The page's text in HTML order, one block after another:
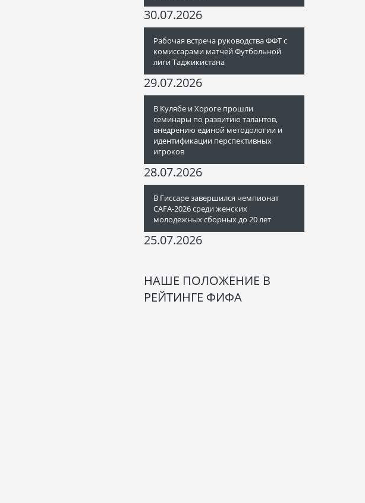
30.07.2026
Рабочая встреча руководства ФФТ с
комиссарами матчей Футбольной
лиги Таджикистана
29.07.2026
В Кулябе и Хороге прошли
семинары по развитию талантов,
внедрению единой методологии и
идентификации перспективных
игроков
28.07.2026
В Гиссаре завершился чемпионат
CAFA-2026 среди женских
молодежных сборных до 20 лет
25.07.2026
НАШЕ ПОЛОЖЕНИЕ В
РЕЙТИНГЕ ФИФА